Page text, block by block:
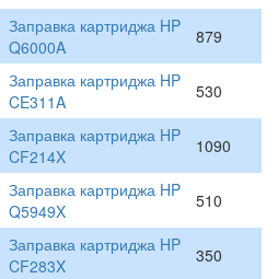
Заправка картриджа HP
Q6000A
879
Заправка картриджа HP
CE311A
530
Заправка картриджа HP
CF214X
1090
Заправка картриджа HP
Q5949X
510
Заправка картриджа HP
CF283X
350